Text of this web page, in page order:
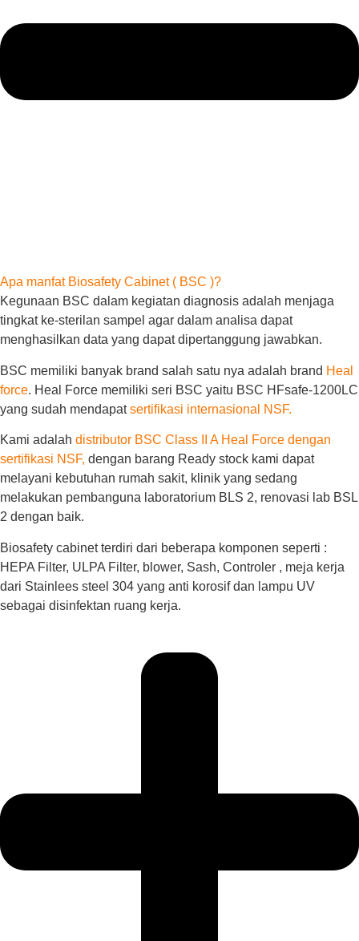
Apa manfat Biosafety Cabinet ( BSC )?
Kegunaan BSC dalam kegiatan diagnosis adalah menjaga
tingkat ke-sterilan sampel agar dalam analisa dapat
menghasilkan data yang dapat dipertanggung jawabkan.
BSC memiliki banyak brand salah satu nya adalah brand Heal
force. Heal Force memiliki seri BSC yaitu BSC HFsafe-1200LC
yang sudah mendapatsertifikasi internasional NSF.
Kami adalah distributor BSC Class II A Heal Force dengan
sertifikasi NSF, dengan barang Ready stock kami dapat
melayani kebutuhan rumah sakit, klinik yang sedang
melakukan pembanguna laboratorium BLS 2, renovasi lab BSL
2 dengan baik.
Biosafety cabinet terdiri dari beberapa komponen seperti :
HEPA Filter, ULPA Filter, blower, Sash, Controler , meja kerja
dari Stainlees steel 304 yang anti korosif dan lampu UV
sebagai disinfektan ruang kerja.